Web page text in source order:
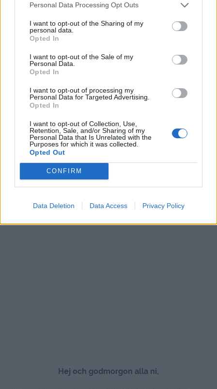
Personal Data Processing Opt Outs
I want to opt-out of the Sharing of my
personal data.
Opted In
I want to opt-out of the Sale of my
Personal Data.
Opted In
I want to opt-out of processing my
Personal Data for Targeted Advertising.
Opted In
I want to opt-out of Collection, Use,
Retention, Sale, and/or Sharing of my
Personal Data that Is Unrelated with the
Purposes for which it was collected.
Opted Out
CONFIRM
Data Deletion Data Access Privacy Policy
Hej och godmorgon alla ni,